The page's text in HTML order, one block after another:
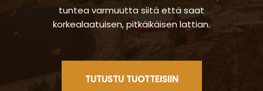
tuntea varmuutta siitä että saat
korkealaatuisen, pitkäikäisen lattian.
TUTUSTU TUOTTEISIIN